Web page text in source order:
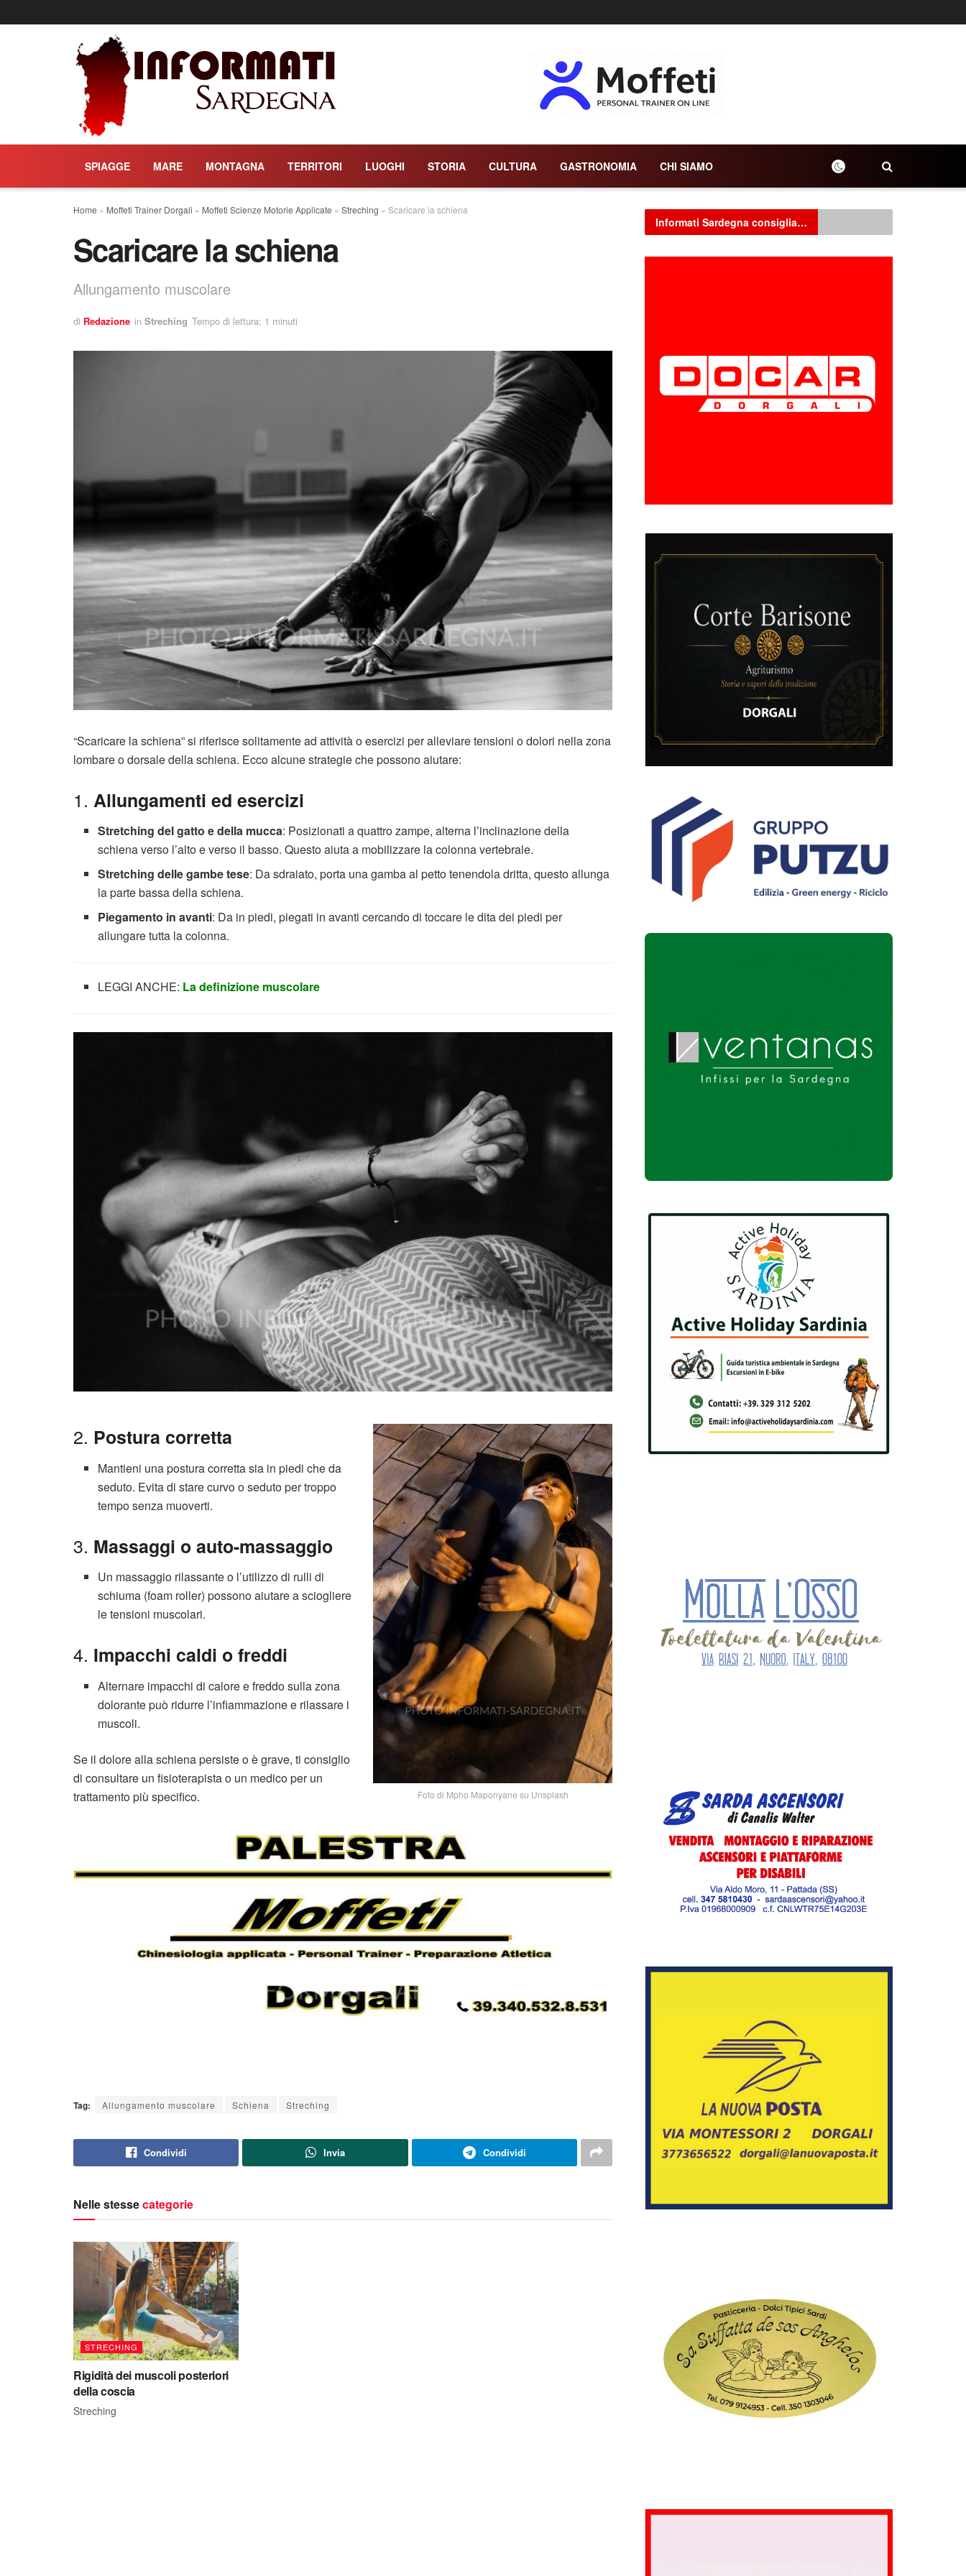
SPIAGGE MARE MONTAGNA TERRITORI LUOGHI STORIA CULTURA GASTRONOMIA CHI SIAMO
Home » Moffeti Trainer Dorgali » Moffeti Scienze Motorie Applicate » Streching » Scaricare la schiena
Scaricare la schiena
Allungamento muscolare
di Redazione in Streching Tempo di lettura: 1 minuti
“Scaricare la schiena” si riferisce solitamente ad attività o esercizi per alleviare tensioni o dolori nella zona
lombare o dorsale della schiena. Ecco alcune strategie che possono aiutare:
1. Allungamenti ed esercizi
Stretching del gatto e della mucca: Posizionati a quattro zampe, alterna l’inclinazione della
schiena verso l’alto e verso il basso. Questo aiuta a mobilizzare la colonna vertebrale.
Stretching delle gambe tese: Da sdraiato, porta una gamba al petto tenendola dritta, questo allunga
la parte bassa della schiena.
Piegamento in avanti: Da in piedi, piegati in avanti cercando di toccare le dita dei piedi per
allungare tutta la colonna.
LEGGI ANCHE: La definizione muscolare
Foto di Mpho Maponyane su Unsplash
2. Postura corretta
Mantieni una postura corretta sia in piedi che da
seduto. Evita di stare curvo o seduto per troppo
tempo senza muoverti.
3. Massaggi o auto-massaggio
Un massaggio rilassante o l’utilizzo di rulli di
schiuma (foam roller) possono aiutare a sciogliere
le tensioni muscolari.
4. Impacchi caldi o freddi
Alternare impacchi di calore e freddo sulla zona
dolorante può ridurre l’infiammazione e rilassare i
muscoli.
Se il dolore alla schiena persiste o è grave, ti consiglio
di consultare un fisioterapista o un medico per un
trattamento più specifico.
Tag: Allungamento muscolare Schiena Streching
Condividi Invia Condividi
Nelle stessecategorie
STRECHING
Rigidità dei muscoli posteriori
della coscia
Streching
Informati Sardegna consiglia…